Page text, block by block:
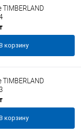
корзину
корзину